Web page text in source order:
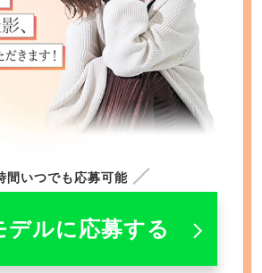
間いつでも応募可能
デルに応募する